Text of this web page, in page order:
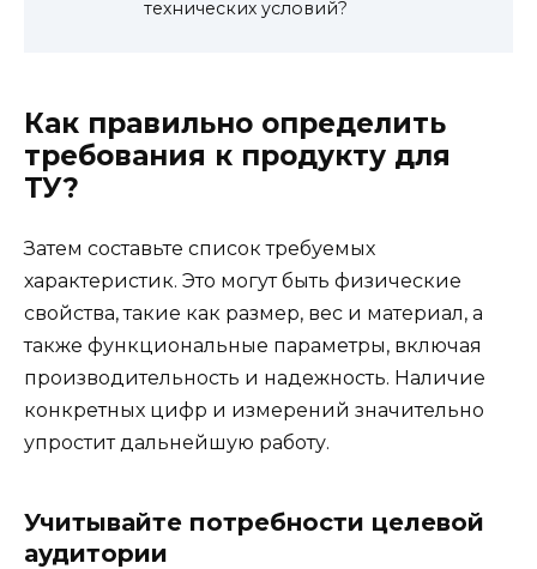
технических условий?
Как правильно определить
требования к продукту для
ТУ?
Затем составьте список требуемых
характеристик. Это могут быть физические
свойства, такие как размер, вес и материал, а
также функциональные параметры, включая
производительность и надежность. Наличие
конкретных цифр и измерений значительно
упростит дальнейшую работу.
Учитывайте потребности целевой
аудитории